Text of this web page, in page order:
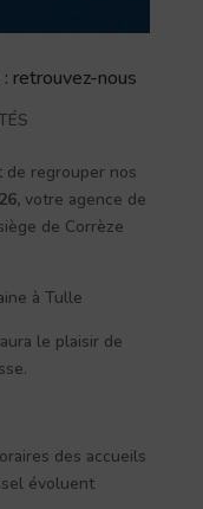
retrouvez-nous
de regrouper nos
votre agence de
de Corrèze
à Tulle
le plaisir de
des accueils
évoluent